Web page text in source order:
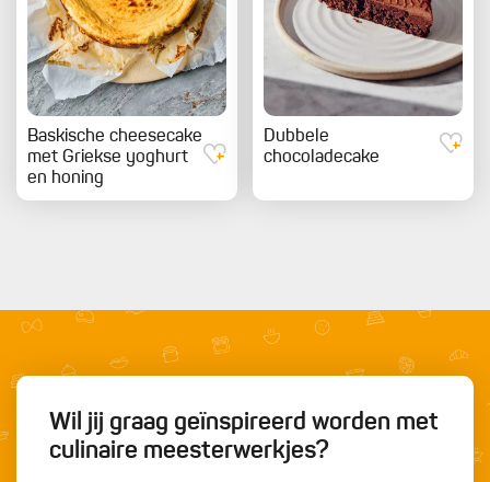
Baskische cheesecake
met Griekse yoghurt
en honing
Dubbele
chocoladecake
Wil jij graag geïnspireerd worden met
culinaire meesterwerkjes?